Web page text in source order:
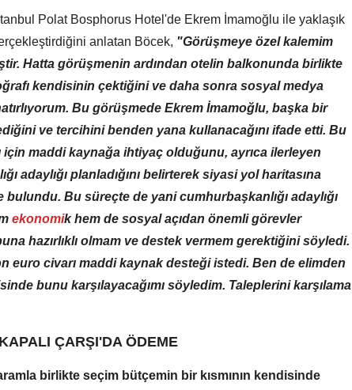
Polat Bosphorus Hotel'de Ekrem İmamoğlu ile yaklaşık
anlatan Böcek, "Görüşmeye özel kalemim
Hatta görüşmenin ardından otelin balkonunda birlikte
kendisinin çektiğini ve daha sonra sosyal medya
Bu görüşmede Ekrem İmamoğlu, başka bir
ve tercihini benden yana kullanacağını ifade etti. Bu
için maddi kaynağa ihtiyaç olduğunu, ayrıca ilerleyen
adaylığı planladığını belirterek siyasi yol haritasına
Bu süreçte de yani cumhurbaşkanlığı adaylığı
ekonomik hem de sosyal açıdan önemli görevler
hazırlıklı olmam ve destek vermem gerektiğini söyledi.
euro civarı maddi kaynak desteği istedi. Ben de elimden
bunu karşılayacağımı söyledim. Taleplerini karşılama
ÇARŞI'DA ÖDEME
birlikte seçim bütçemin bir kısmının kendisinde